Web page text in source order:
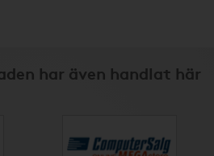
har även handlat här